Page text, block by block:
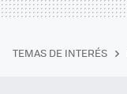
TEMAS DE INTERÉS